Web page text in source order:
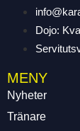
Dojo:
MENY
Nyheter
Tränare